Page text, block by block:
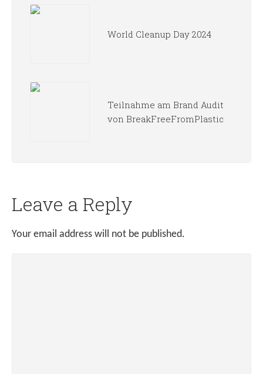
World Cleanup Day 2024
Teilnahme am Brand Audit
von BreakFreeFromPlastic
Leave a Reply
Your email address will not be published.